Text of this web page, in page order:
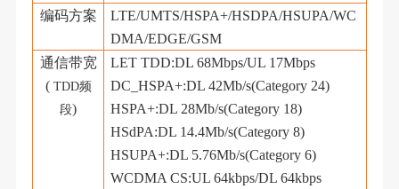
编码方案
LTE/UMTS/HSPA+/HSDPA/HSUPA/WC
DMA/EDGE/GSM
通信带宽
( TDD频
段)
LET TDD:DL 68Mbps/UL 17Mbps
DC_HSPA+:DL 42Mb/s(Category 24)
HSPA+:DL 28Mb/s(Category 18)
HSdPA:DL 14.4Mb/s(Category 8)
HSUPA+:DL 5.76Mb/s(Category 6)
WCDMA CS:UL 64kbps/DL 64kbps